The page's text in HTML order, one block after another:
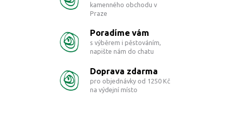
kamenného obchodu v
Praze
Poradíme vám
s výběrem i pěstováním,
napište nám do chatu
Doprava zdarma
pro objednávky od 1250 Kč
na výdejní místo